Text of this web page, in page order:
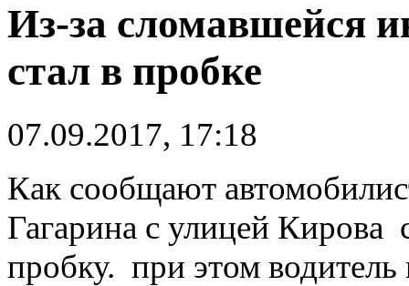
Из-за сломавшейся
стал в пробке
07.09.2017, 17:18
Как сообщают
Гагарина с улицей
пробку. при этом водитель